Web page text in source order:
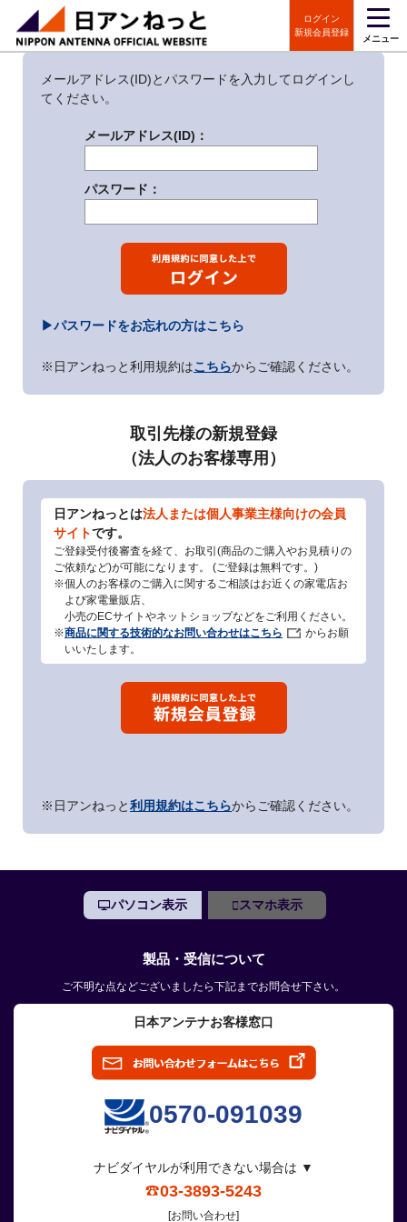
ログイン
新規会員登録
メニュー
ログイン
メールアドレス(ID)とパスワードを入力してログインし
てください。
メールアドレス(ID)：
パスワード：
▶パスワードをお忘れの方はこちら
※日アンねっと利用規約はこちらからご確認ください。
取引先様の新規登録
（法人のお客様専用）
日アンねっとは法人または個人事業主様向けの会員
サイトです。
ご登録受付後審査を経て、お取引(商品のご購入やお見積りの
ご依頼など)が可能になります。 (ご登録は無料です。)
※個人のお客様のご購入に関するご相談はお近くの家電店お
よび家電量販店、
小売のECサイトやネットショップなどをご利用ください。
※商品に関する技術的なお問い合わせはこちら
からお願
いいたします。
※日アンねっと利用規約はこちらからご確認ください。
パソコン表示 スマホ表示
製品・受信について
ご不明な点などございましたら下記までお問合せ下さい。
日本アンテナお客様窓口
0570-091039
ナビダイヤルが利用できない場合は ▼
03-3893-5243
[お問い合わせ]